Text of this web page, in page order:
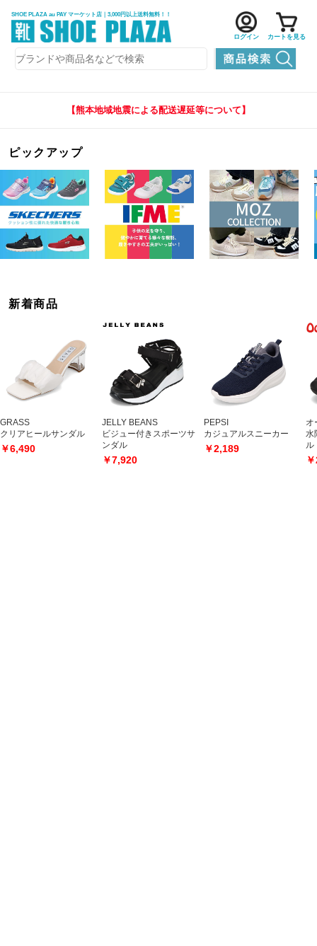
SHOE PLAZA au PAY マーケット店｜3,000円以上送料無料！！
ログイン カートを見る
【熊本地域地震による配送遅延等について】
ピックアップ
新着商品
GRASS
クリアヒールサンダル
￥6,490
JELLY BEANS
ビジュー付きスポーツサ
ンダル
￥7,920
PEPSI
カジュアルスニーカー
￥2,189
オ
水
ル